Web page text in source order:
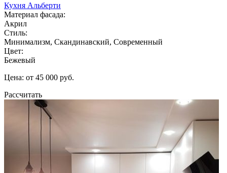
Кухня Альберти
Материал фасада:
Акрил
Стиль:
Минимализм, Скандинавский, Современный
Цвет:
Бежевый
Цена: от 45 000 руб.
Рассчитать